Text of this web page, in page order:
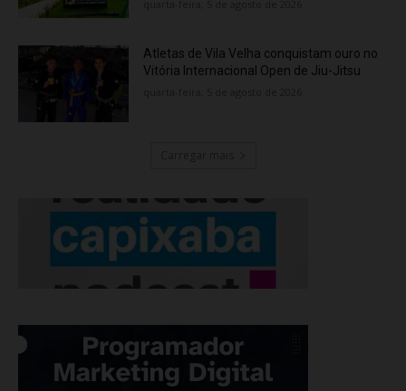
Atletas de Vila Velha conquistam ouro no
Vitória Internacional Open de Jiu-Jitsu